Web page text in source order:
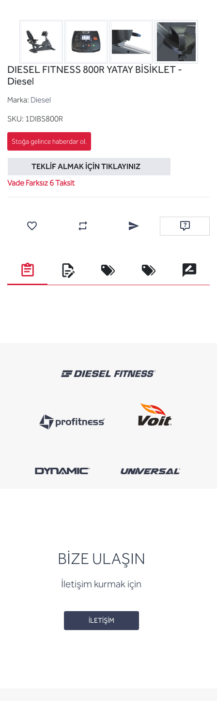
DIESEL FITNESS 800R YATAY BİSİKLET -
Diesel
Marka: Diesel
SKU: 1DIBS800R
TEKLIF ALMAK İÇIN TIKLAYINIZ
Vade Farksız 6 Taksit
Karşılaştırma listesine ekleArkadaşına e-posta ile
Soru sor
BİZE ULAŞIN
İletişim kurmak için
İLETİŞİM